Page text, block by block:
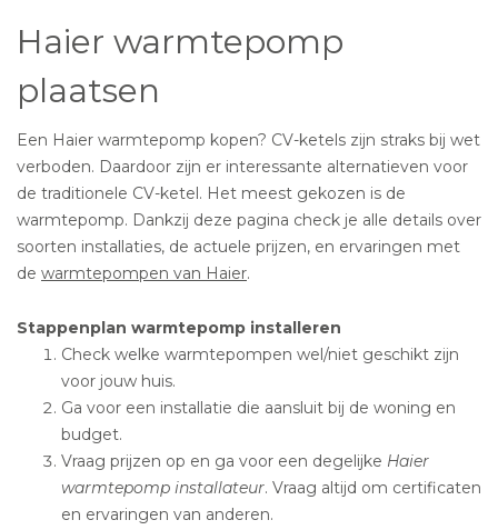
Haier warmtepomp
plaatsen
Een Haier warmtepomp kopen? CV-ketels zijn straks bij wet
verboden. Daardoor zijn er interessante alternatieven voor
de traditionele CV-ketel. Het meest gekozen is de
warmtepomp. Dankzij deze pagina check je alle details over
soorten installaties, de actuele prijzen, en ervaringen met
de warmtepompen van Haier.
Stappenplan warmtepomp installeren
Check welke warmtepompen wel/niet geschikt zijn
voor jouw huis.
Ga voor een installatie die aansluit bij de woning en
budget.
Vraag prijzen op en ga voor een degelijke Haier
warmtepomp installateur. Vraag altijd om certificaten
en ervaringen van anderen.